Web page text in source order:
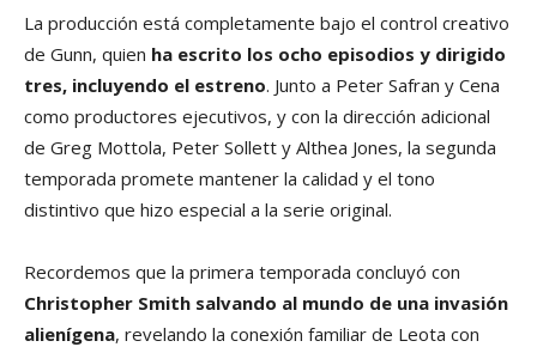
La producción está completamente bajo el control creativo
de Gunn, quien ha escrito los ocho episodios y dirigido
tres, incluyendo el estreno. Junto a Peter Safran y Cena
como productores ejecutivos, y con la dirección adicional
de Greg Mottola, Peter Sollett y Althea Jones, la segunda
temporada promete mantener la calidad y el tono
distintivo que hizo especial a la serie original.
Recordemos que la primera temporada concluyó con
Christopher Smith salvando al mundo de una invasión
alienígena, revelando la conexión familiar de Leota con